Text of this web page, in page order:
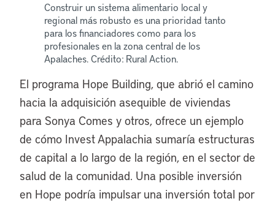
Construir un sistema alimentario local y
regional más robusto es una prioridad tanto
para los financiadores como para los
profesionales en la zona central de los
Apalaches. Crédito: Rural Action.
El programa Hope Building, que abrió el camino
hacia la adquisición asequible de viviendas
para Sonya Comes y otros, ofrece un ejemplo
de cómo Invest Appalachia sumaría estructuras
de capital a lo largo de la región, en el sector de
salud de la comunidad. Una posible inversión
en Hope podría impulsar una inversión total por